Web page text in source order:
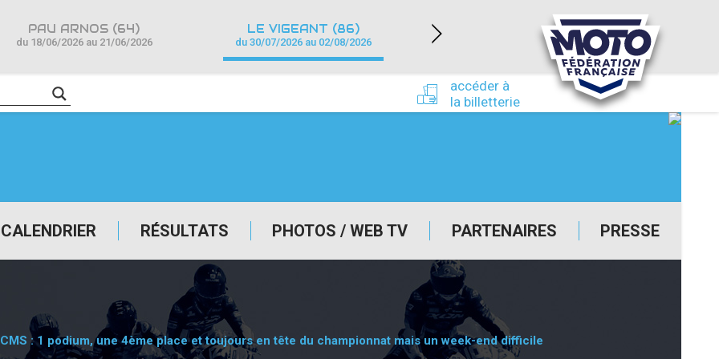
CALENDRIER RÉSULTATS PHOTOS / WEB TV PARTENAIRES PRESSE
accéder à
la billetterie
PAU ARNOS (64)
du 18/06/2026 au 21/06/2026
LE VIGEANT (86)
du 30/07/2026 au 02/08/2026
NEVERS MAGNY-COURS (58)
du 24/09/2026 au 27/09/2026
: 1 podium, une 4ème place et toujours en tête du championnat mais un week-end difficile